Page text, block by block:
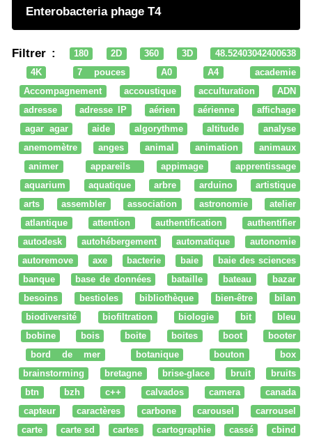
Enterobacteria phage T4
Filtrer : 180 2D 360 3D
48.52403042400638
4K
7 pouces A0 A4
academie
Accompagnement
accoustique acculturation
ADN
adresse
adresse IP aérien aérienne
affichage
agar agar
aide algorythme altitude
analyse
anemomètre
anges animal animation
animaux
animer
appareils appimage
apprentissage
aquarium
aquatique arbre arduino
artistique
arts
assembler association astronomie
atelier
atlantique
attention authentification
authentifier
autodesk
autohébergement automatique
autonomie
autoremove
axe bacterie baie
baie des sciences
banque
base de données bataille bateau
bazar
besoins
bestioles bibliothèque bien-être
bilan
biodiversité
biofiltration biologie bit
bleu
bobine
bois boite boites boot
booter
bord de mer
botanique bouton
box
brainstorming
bretagne brise-glace bruit
bruits
btn
bzh c++ calvados camera
canada
capteur
caractères carbone carousel
carrousel
carte
carte sd cartes cartographie cassé
cbind